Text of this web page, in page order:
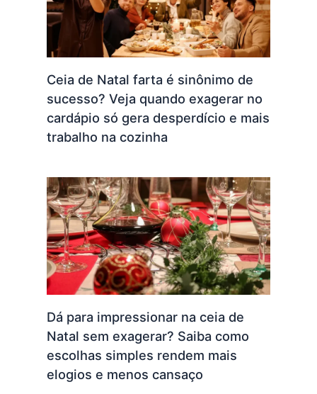
Ceia de Natal farta é sinônimo de
sucesso? Veja quando exagerar no
cardápio só gera desperdício e mais
trabalho na cozinha
Dá para impressionar na ceia de
Natal sem exagerar? Saiba como
escolhas simples rendem mais
elogios e menos cansaço